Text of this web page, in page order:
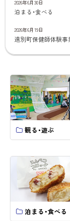
2026年6月30日
泊まる・食べる
2026年6月19日
遠別町保健師体験事
観る・遊ぶ
泊まる・食べる